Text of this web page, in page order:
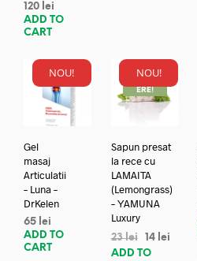
120 lei
ADD TO
CART
NOU!
Gel
masaj
Articulatii
– Luna –
DrKelen
65 lei
ADD TO
CART
NOU!
REDUC
ERE!
Sapun presat
la rece cu
LAMAITA
(Lemongrass)
– YAMUNA
Luxury
23lei 14 lei
ADD TO